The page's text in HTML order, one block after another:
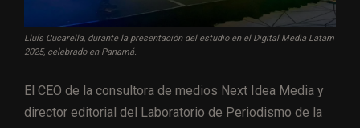
Lluís Cucarella, durante la presentación del estudio en el Digital Media Latam
2025, celebrado en Panamá.
El CEO de la consultora de medios Next Idea Media y
director editorial del Laboratorio de Periodismo de la